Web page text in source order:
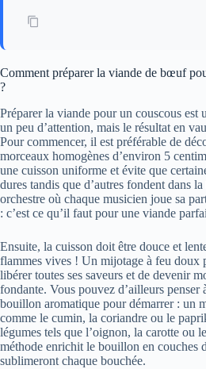
Comment préparer la viande de bœuf
?
Préparer la viande pour un couscous est
un peu d’attention, mais le résultat en
Pour commencer, il est préférable de
morceaux homogènes d’environ 5
une cuisson uniforme et évite que
dures tandis que d’autres fondent dans
orchestre où chaque musicien joue sa
: c’est ce qu’il faut pour une viande
Ensuite, la cuisson doit être douce et
flammes vives ! Un mijotage à feu doux
libérer toutes ses saveurs et de devenir
fondante. Vous pouvez d’ailleurs penser
bouillon aromatique pour démarrer : un
comme le cumin, la coriandre ou le
légumes tels que l’oignon, la carotte ou
méthode enrichit le bouillon en couches
sublimeront chaque bouchée.